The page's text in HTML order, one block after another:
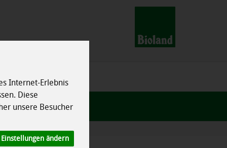
Internet-Erlebnis
Diese
unsere Besucher
Einstellungen ändern